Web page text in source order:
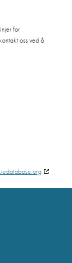
for
oss ved å